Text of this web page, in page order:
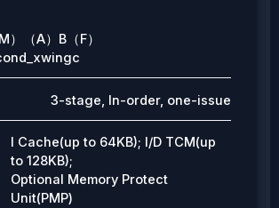
）（A）B（F）
3-stage, In-order, one-issue
I Cache(up to 64KB); I/D TCM(up
to 128KB);
Optional Memory Protect
Unit(PMP)